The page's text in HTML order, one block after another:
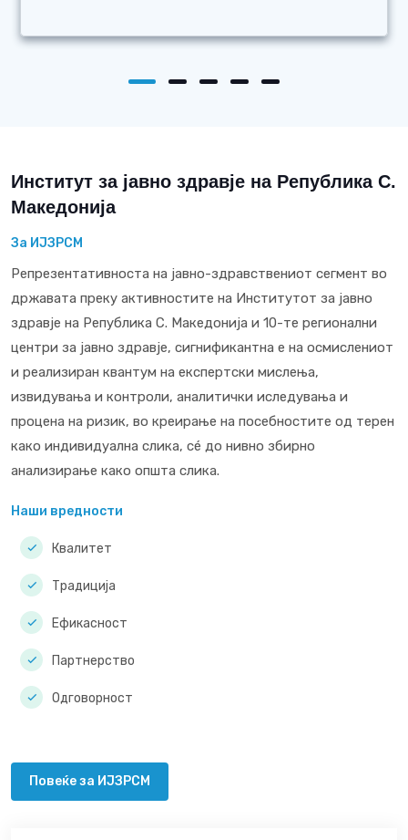
Институт за јавно здравје на Република С.
Македонија
За ИЈЗРСМ
Репрезентативноста на јавно-здравствениот сегмент во
државата преку активностите на Институтот за јавно
здравје на Република С. Македонија и 10-те регионални
центри за јавно здравје, сигнификантна е на осмислениот
и реализиран квантум на експертски мислења,
извидувања и контроли, аналитички иследувања и
процена на ризик, во креирање на посебностите од терен
како индивидуална слика, сé до нивно збирно
анализирање како општа слика.
Наши вредности
Квалитет
Традиција
Ефикасност
Партнерство
Одговорност
Повеќе за ИЈЗРСМ